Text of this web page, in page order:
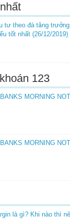
tư theo đà tăng
tốt nhất (26/12/2019)
123
MORNING
MORNING
là gì? Khi nào thì